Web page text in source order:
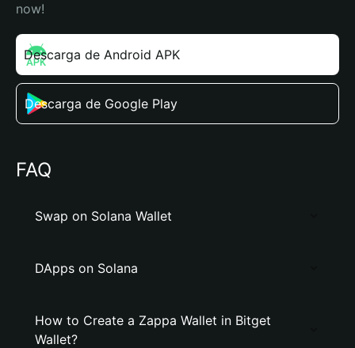
now!
Descarga de Android APK
Descarga de Google Play
FAQ
Swap on Solana Wallet
DApps on Solana
How to Create a Zappa Wallet in Bitget
Wallet?